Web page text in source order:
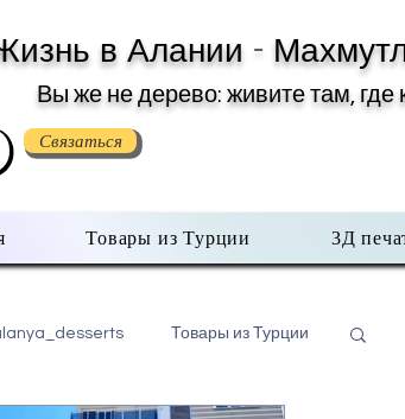
в Алании -
Вы же не дерево: живите там, где
Связаться
Товары из Турции 3Д
Товары из Турции